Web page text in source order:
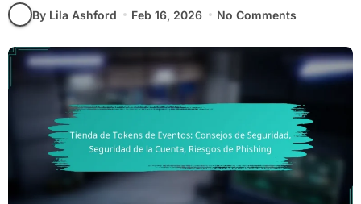
By Lila Ashford Feb 16, 2026 No Comments